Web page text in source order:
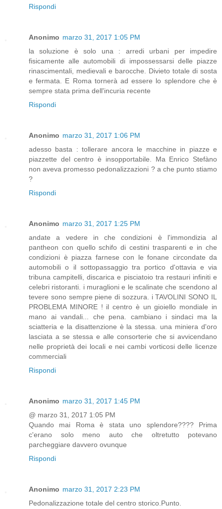
Rispondi
Anonimo marzo 31, 2017 1:05 PM
la soluzione è solo una : arredi urbani per impedire
fisicamente alle automobili di impossessarsi delle piazze
rinascimentali, medievali e barocche. Divieto totale di sosta
e fermata. E Roma tornerà ad essere lo splendore che è
sempre stata prima dell'incuria recente
Rispondi
Anonimo marzo 31, 2017 1:06 PM
adesso basta : tollerare ancora le macchine in piazze e
piazzette del centro è insopportabile. Ma Enrico Stefàno
non aveva promesso pedonalizzazioni ? a che punto stiamo
?
Rispondi
Anonimo marzo 31, 2017 1:25 PM
andate a vedere in che condizioni è l'immondizia al
pantheon con quello schifo di cestini trasparenti e in che
condizioni è piazza farnese con le fonane circondate da
automobili o il sottopassaggio tra portico d'ottavia e via
tribuna campitelli, discarica e pisciatoio tra restauri infiniti e
celebri ristoranti. i muraglioni e le scalinate che scendono al
tevere sono sempre piene di sozzura. i TAVOLINI SONO IL
PROBLEMA MINORE ! il centro è un gioiello mondiale in
mano ai vandali... che pena. cambiano i sindaci ma la
sciatteria e la disattenzione è la stessa. una miniera d'oro
lasciata a se stessa e alle consorterie che si avvicendano
nelle proprietà dei locali e nei cambi vorticosi delle licenze
commerciali
Rispondi
Anonimo marzo 31, 2017 1:45 PM
@ marzo 31, 2017 1:05 PM
Quando mai Roma è stata uno splendore???? Prima
c'erano solo meno auto che oltretutto potevano
parcheggiare davvero ovunque
Rispondi
Anonimo marzo 31, 2017 2:23 PM
Pedonalizzazione totale del centro storico.Punto.